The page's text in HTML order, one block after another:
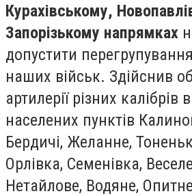
Курахівському,
Запорізькому напрямках
допустити
наших військ. Здійснив
артилерії різних калібрів
населених пунктів
Бердичі, Желанне,
Орлівка, Семенівка,
Нетайлове, Водяне,